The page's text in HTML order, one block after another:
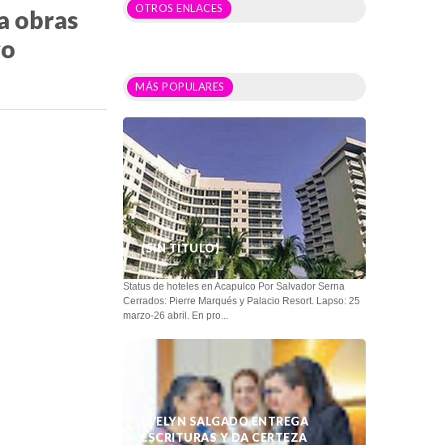
obras
OTROS ENLACES
MÁS POPULARES
(SIN TÍTULO)
Status de hoteles en Acapulco Por Salvador Serna
Cerrados: Pierre Marqués y Palacio Resort. Lapso: 25
marzo-26 abril. En pro...
EVELYN SALGADO ENTREGA
ESCRITURAS Y DA CERTEZA